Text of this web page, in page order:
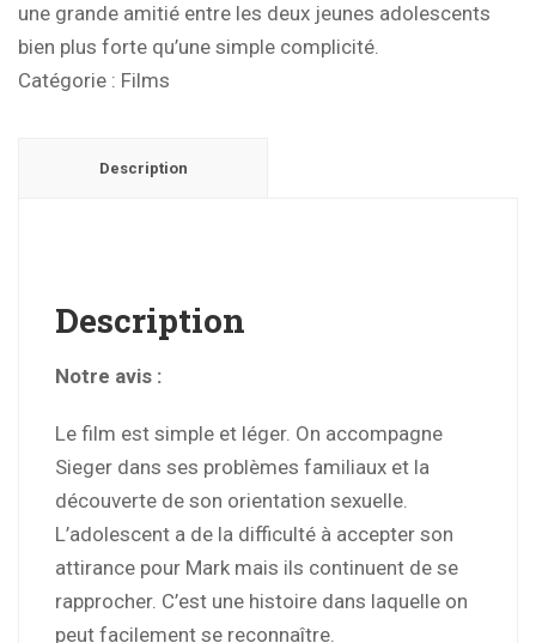
une grande amitié entre les deux jeunes adolescents
bien plus forte qu’une simple complicité.
Catégorie : Films
Description
Description
Notre avis :
Le film est simple et léger. On accompagne
Sieger dans ses problèmes familiaux et la
découverte de son orientation sexuelle.
L’adolescent a de la difficulté à accepter son
attirance pour Mark mais ils continuent de se
rapprocher. C’est une histoire dans laquelle on
peut facilement se reconnaître.